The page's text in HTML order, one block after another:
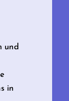
und
in